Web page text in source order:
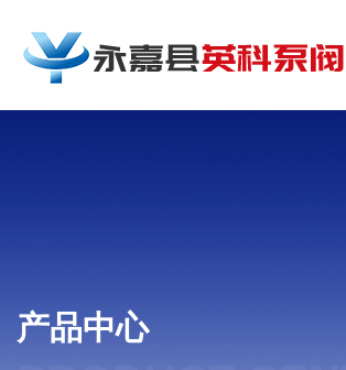
产品中心